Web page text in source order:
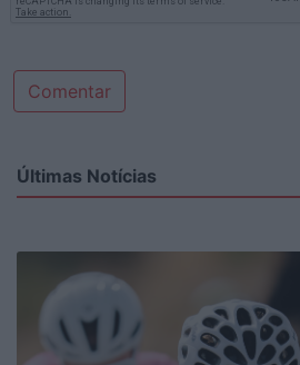
Comentar
Últimas Notícias